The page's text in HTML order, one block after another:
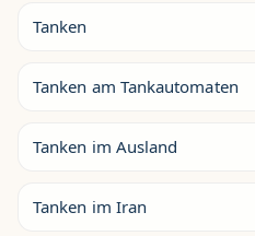
Tanken
Tanken am Tankautomaten
Tanken im Ausland
Tanken im Iran